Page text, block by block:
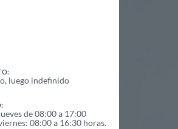
luego indefinido
de 08:00 a 17:00
08:00 a 16:30 horas.